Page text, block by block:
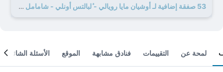
53 صفقة إضافية لـ أوشيان مايا رويالي - ٔلبالتس أونلي - شامامل جميع الخدمات
لمحة عن التقييمات فنادق مشابهة الموقع الأسئلة الشائعة